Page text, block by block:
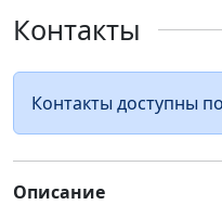
Контакты
Контакты доступны
Описание